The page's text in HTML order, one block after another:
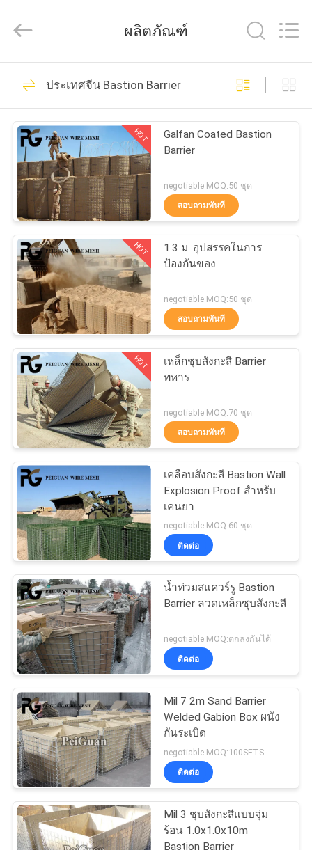
บ้าน
สินค้า
เกี่ยว
กับ
เรา
ทัวร์
โรงงาน
ควบคุม
คุณภาพ
ติดต่อ
เรา
ข่าว
ขอ
ใบ
เสนอ
ราคา
แผนผัง
เว็บไซต์
PRIVACY
Beijing
Management
Reserved.
รั้วโลหะการรักษา
ความปลอดภัย
21
รั้วรักษาความ
ปลอดภัย V Mesh
28
Anti Climb Security
Fencing
รั้วชั่วคราวของ
ออสเตรเลีย
รั้วชั่วคราวของ
แคนาดา
29
ผลิตภัณฑ์
ประเทศจีน Bastion Barrier
HOT
Galfan Coated Bastion
Barrier
negotiable MOQ:50 ชุด
สอบถามทันที
HOT
1.3 ม. อุปสรรคในการ
ป้องกันของ
negotiable MOQ:50 ชุด
สอบถามทันที
HOT
เหล็กชุบสังกะสี Barrier
ทหาร
negotiable MOQ:70 ชุด
สอบถามทันที
เคลือบสังกะสี Bastion Wall
Explosion Proof สำหรับ
เคนยา
negotiable MOQ:60 ชุด
ติดต่อ
น้ำท่วมสแควร์รู Bastion
Barrier ลวดเหล็กชุบสังกะสี
negotiable MOQ:ตกลงกันได้
ติดต่อ
Mil 7 2m Sand Barrier
Welded Gabion Box ผนัง
กันระเบิด
negotiable MOQ:100SETS
ติดต่อ
Mil 3 ชุบสังกะสีแบบจุ่ม
ร้อน 1.0x1.0x10m
Bastion Barrier